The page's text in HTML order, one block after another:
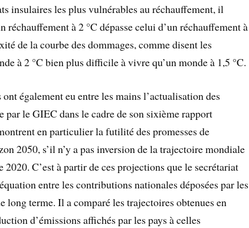
insulaires les plus vulnérables au réchauffement, il
réchauffement à 2 °C dépasse celui d’un réchauffement à
de la courbe des dommages, comme disent les
à 2 °C bien plus difficile à vivre qu’un monde à 1,5 °C.
également eu entre les mains l’actualisation des
par le GIEC dans le cadre de son sixième rapport
en particulier la futilité des promesses de
2050, s’il n’y a pas inversion de la trajectoire mondiale
2020. C’est à partir de ces projections que le secrétariat
entre les contributions nationales déposées par les
long terme. Il a comparé les trajectoires obtenues en
d’émissions affichés par les pays à celles